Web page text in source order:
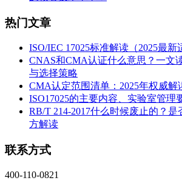
热门文章
ISO/IEC 17025标准解读（2025最新
CNAS和CMA认证什么意思？一文
与选择策略
CMA认定范围清单：2025年权威解
ISO17025的主要内容、实验室管理
RB/T 214-2017什么时候废止的？是
方解读
联系方式
400-110-0821